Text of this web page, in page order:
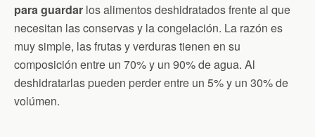
para guardar los alimentos deshidratados frente al que
necesitan las conservas y la congelación. La razón es
muy simple, las frutas y verduras tienen en su
composición entre un 70% y un 90% de agua. Al
deshidratarlas pueden perder entre un 5% y un 30% de
volúmen.